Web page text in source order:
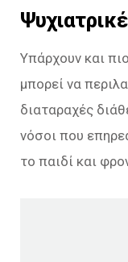
Υπάρχουν και
μπορεί να
διαταραχές
νόσοι που
το παιδί και